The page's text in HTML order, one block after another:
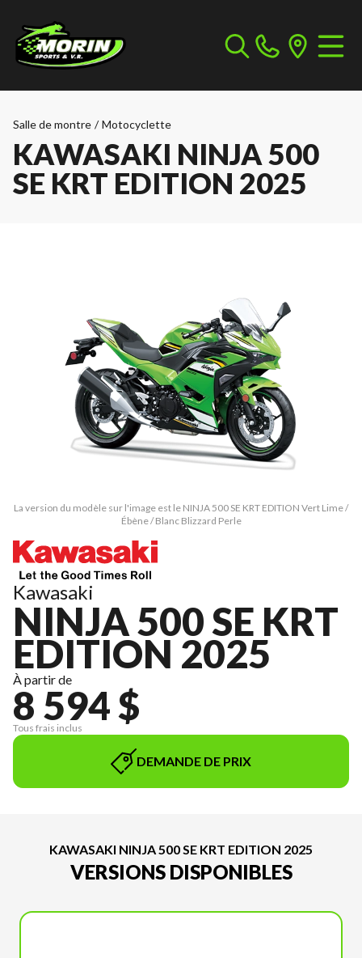
Salle de montre / Motocyclette
KAWASAKI NINJA 500
SE KRT EDITION 2025
La version du modèle sur l'image est le NINJA 500 SE KRT EDITION Vert Lime /
Ébène / Blanc Blizzard Perle
Kawasaki
NINJA 500 SE KRT
EDITION 2025
À partir de
8 594 $
Tous frais inclus
DEMANDE DE PRIX
KAWASAKI NINJA 500 SE KRT EDITION 2025
VERSIONS DISPONIBLES